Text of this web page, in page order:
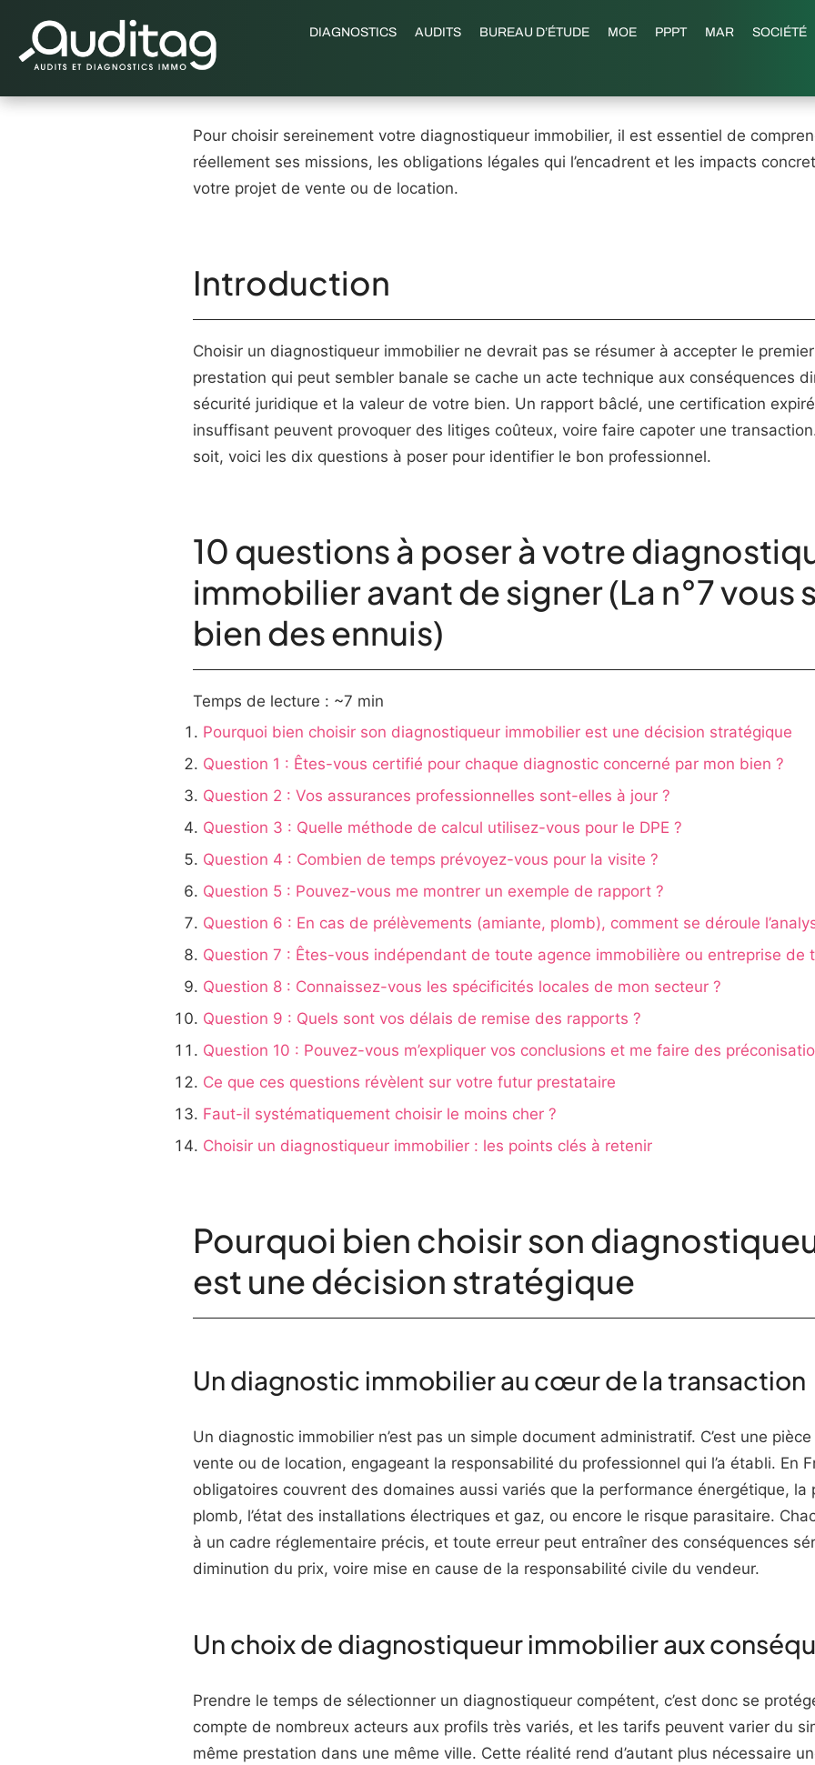
DIAGNOSTICS AUDITS BUREAU D’ÉTUDE MOE PPPT MAR SOCIÉTÉ
Pour choisir sereinement votre diagnostiqueur immobilier, il est essentiel de
réellement ses missions, les obligations légales qui l’encadrent et les impacts
votre projet de vente ou de location.
Introduction
Choisir un diagnostiqueur immobilier ne devrait pas se résumer à accepter le
prestation qui peut sembler banale se cache un acte technique aux conséquences
sécurité juridique et la valeur de votre bien. Un rapport bâclé, une certification
insuffisant peuvent provoquer des litiges coûteux, voire faire capoter une
soit, voici les dix questions à poser pour identifier le bon professionnel.
10 questions à poser à votre
immobilier avant de signer (La n°7 vous
bien des ennuis)
Temps de lecture : ~7 min
Pourquoi bien choisir son diagnostiqueur immobilier est une décision stratégique
Question 1 : Êtes-vous certifié pour chaque diagnostic concerné par mon bien ?
Question 2 : Vos assurances professionnelles sont-elles à jour ?
Question 3 : Quelle méthode de calcul utilisez-vous pour le DPE ?
Question 4 : Combien de temps prévoyez-vous pour la visite ?
Question 5 : Pouvez-vous me montrer un exemple de rapport ?
Question 6 : En cas de prélèvements (amiante, plomb), comment se déroule
Question 7 : Êtes-vous indépendant de toute agence immobilière ou entreprise de
Question 8 : Connaissez-vous les spécificités locales de mon secteur ?
Question 9 : Quels sont vos délais de remise des rapports ?
Question 10 : Pouvez-vous m’expliquer vos conclusions et me faire des
Ce que ces questions révèlent sur votre futur prestataire
Faut-il systématiquement choisir le moins cher ?
Choisir un diagnostiqueur immobilier : les points clés à retenir
Pourquoi bien choisir son
est une décision stratégique
Un diagnostic immobilier au cœur de la transaction
Un diagnostic immobilier n’est pas un simple document administratif. C’est une
vente ou de location, engageant la responsabilité du professionnel qui l’a établi. En
obligatoires couvrent des domaines aussi variés que la performance énergétique, la
plomb, l’état des installations électriques et gaz, ou encore le risque parasitaire.
à un cadre réglementaire précis, et toute erreur peut entraîner des conséquences
diminution du prix, voire mise en cause de la responsabilité civile du vendeur.
Un choix de diagnostiqueur immobilier aux
Prendre le temps de sélectionner un diagnostiqueur compétent, c’est donc se
compte de nombreux acteurs aux profils très variés, et les tarifs peuvent varier du
même prestation dans une même ville. Cette réalité rend d’autant plus nécessaire